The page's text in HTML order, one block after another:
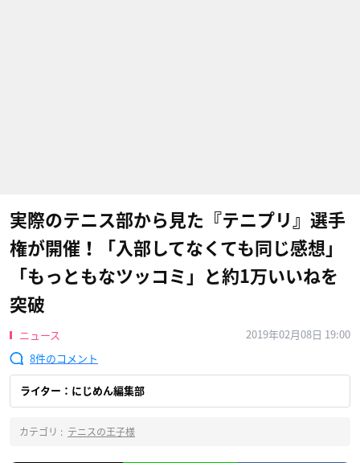
実際のテニス部から見た『テニプリ』選手
権が開催！「入部してなくても同じ感想」
「もっともなツッコミ」と約1万いいねを
突破
ニュース
2019年02月08日 19:00
8
ライター：にじめん編集部
カテゴリ : テニスの王子様